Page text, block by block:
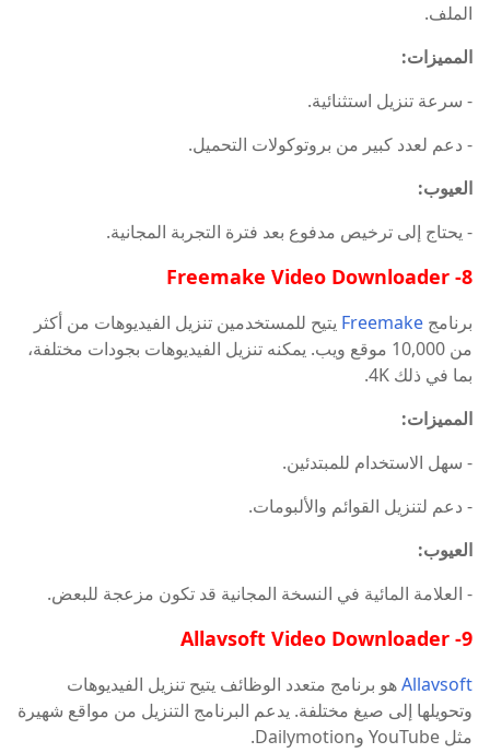
الملف.
المميزات:
- سرعة تنزيل استثنائية.
- دعم لعدد كبير من بروتوكولات التحميل.
العيوب:
- يحتاج إلى ترخيص مدفوع بعد فترة التجربة المجانية.
8- Freemake Video Downloader
برنامج Freemake يتيح للمستخدمين تنزيل الفيديوهات من أكثر
من 10,000 موقع ويب. يمكنه تنزيل الفيديوهات بجودات مختلفة،
بما في ذلك 4K.
المميزات:
- سهل الاستخدام للمبتدئين.
- دعم لتنزيل القوائم والألبومات.
العيوب:
- العلامة المائية في النسخة المجانية قد تكون مزعجة للبعض.
9- Allavsoft Video Downloader
Allavsoftهو برنامج متعدد الوظائف يتيح تنزيل الفيديوهات
وتحويلها إلى صيغ مختلفة. يدعم البرنامج التنزيل من مواقع شهيرة
مثل YouTube وDailymotion.